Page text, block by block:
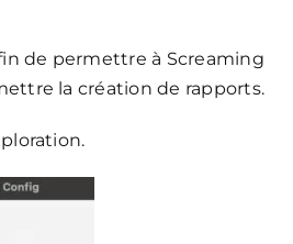
de permettre à Screaming
la création de rapports.